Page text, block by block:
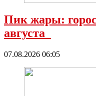
Пик жары:
августа
07.08.2026 06:05